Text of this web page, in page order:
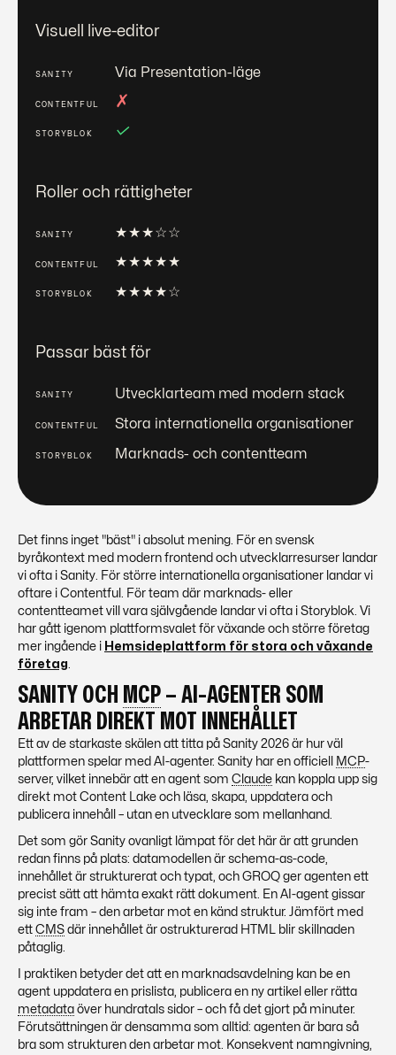
Visuell live-editor
Via Presentation-läge
✗
✓
Roller och rättigheter
★★★☆☆
★★★★★
★★★★☆
Passar bäst för
Utvecklarteam med modern stack
Stora internationella organisationer
Marknads- och contentteam
Det finns inget "bäst" i absolut mening. För en svensk
byråkontext med modern frontend och utvecklarresurser landar
vi ofta i Sanity. För större internationella organisationer landar vi
oftare i Contentful
. För team där marknads- eller
contentteamet vill vara självgående landar vi ofta i Storyblok . Vi
har gått igenom plattformsvalet för växande och större företag
mer ingående i Hemsideplattform för stora och växande
företag
SANITY OCH MCP – AI-AGENTER SOM
ARBETAR DIREKT MOT INNEHÅLLET
Ett av de starkaste skälen att titta på Sanity 2026 är hur väl
plattformen spelar med AI-agenter. Sanity har en officiell
MCP-
server, vilket innebär att en agent som Claude kan koppla upp sig
direkt mot Content Lake och läsa, skapa, uppdatera och
publicera innehåll – utan en utvecklare som mellanhand.
Det som gör Sanity ovanligt lämpat för det här är att grunden
redan finns på plats: datamodellen är schema-as-code,
innehållet är strukturerat och typat, och GROQ ger agenten ett
precist sätt att hämta exakt rätt dokument. En AI-agent gissar
sig inte fram – den arbetar mot en känd struktur. Jämfört med
ett CMS där innehållet är ostrukturerad HTML blir skillnaden
påtaglig.
I praktiken betyder det att en marknadsavdelning kan be en
agent uppdatera en prislista, publicera en ny artikel eller rätta
metadata över hundratals sidor – och få det gjort på minuter.
Förutsättningen är densamma som alltid: agenten är bara så
bra som strukturen den arbetar mot. Konsekvent namngivning,